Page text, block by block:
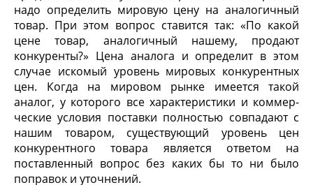
надо определить мировую цену на аналогичный
товар. При этом вопрос ставится так: «По какой
цене товар, аналогичный нашему, продают
конкуренты?» Цена аналога и определит в этом
случае искомый уровень мировых конкурентных
цен. Когда на мировом рынке имеется такой
аналог, у которого все характеристики и коммер­
ческие условия поставки полностью совпадают с
нашим това­ром, существующий уровень цен
конкурентного товара является ответом на
поставленный вопрос без каких бы то ни было
поправок и уточнений.